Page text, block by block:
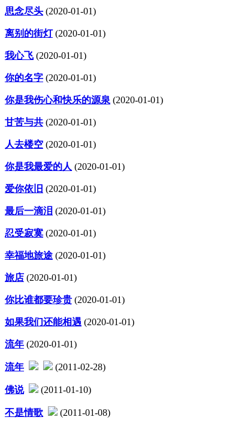
思念尽头 (2020-01-01)
离别的街灯(2020-01-01)
我心飞 (2020-01-01)
你的名字 (2020-01-01)
你是我伤心和快乐的源泉 (2020-01-01)
甘苦与共 (2020-01-01)
人去楼空 (2020-01-01)
你是我最爱的人 (2020-01-01)
爱你依旧 (2020-01-01)
最后一滴泪 (2020-01-01)
忍受寂寞 (2020-01-01)
幸福地旅途 (2020-01-01)
旅店 (2020-01-01)
你比谁都要珍贵 (2020-01-01)
如果我们还能相遇 (2020-01-01)
流年 (2020-01-01)
流年 (2011-02-28)
佛说 (2011-01-10)
不是情歌 (2011-01-08)